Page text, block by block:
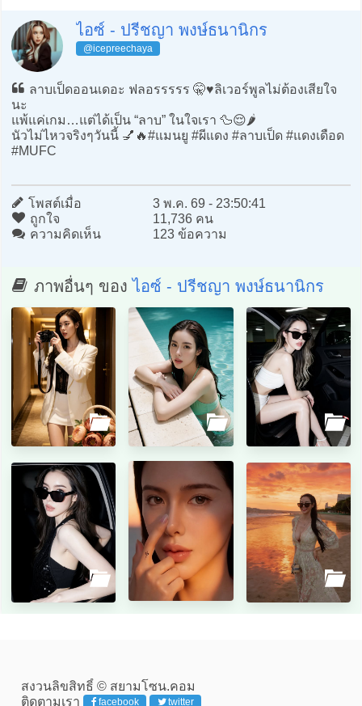
ไอซ์ - ปรีชญา พงษ์ธนานิกร
@icepreechaya
ลาบเป็ดออนเดอะ ฟลอรรรรร 🤫♥️ลิเวอร์พูลไม่ต้องเสียใจ
นะ
แพ้แค่เกม…แต่ได้เป็น “ลาบ” ในใจเรา 🦆😌🌶️
นัวไม่ไหวจริงๆวันนี้ 💅🔥#แมนยู #ผีแดง #ลาบเป็ด #แดงเดือด
#MUFC
โพสต์เมื่อ
3 พ.ค. 69 - 23:50:41
ถูกใจ
11,736 คน
ความคิดเห็น
123 ข้อความ
ภาพอื่นๆ ของไอซ์ - ปรีชญา พงษ์ธนานิกร
สงวนลิขสิทธิ์ © สยามโซน.คอม
ติดตามเรา
facebook twitter